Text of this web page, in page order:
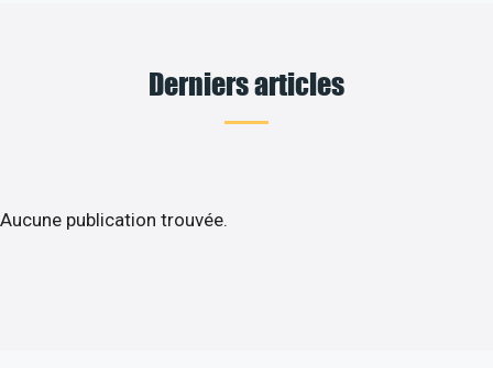
Derniers articles
Aucune publication trouvée.